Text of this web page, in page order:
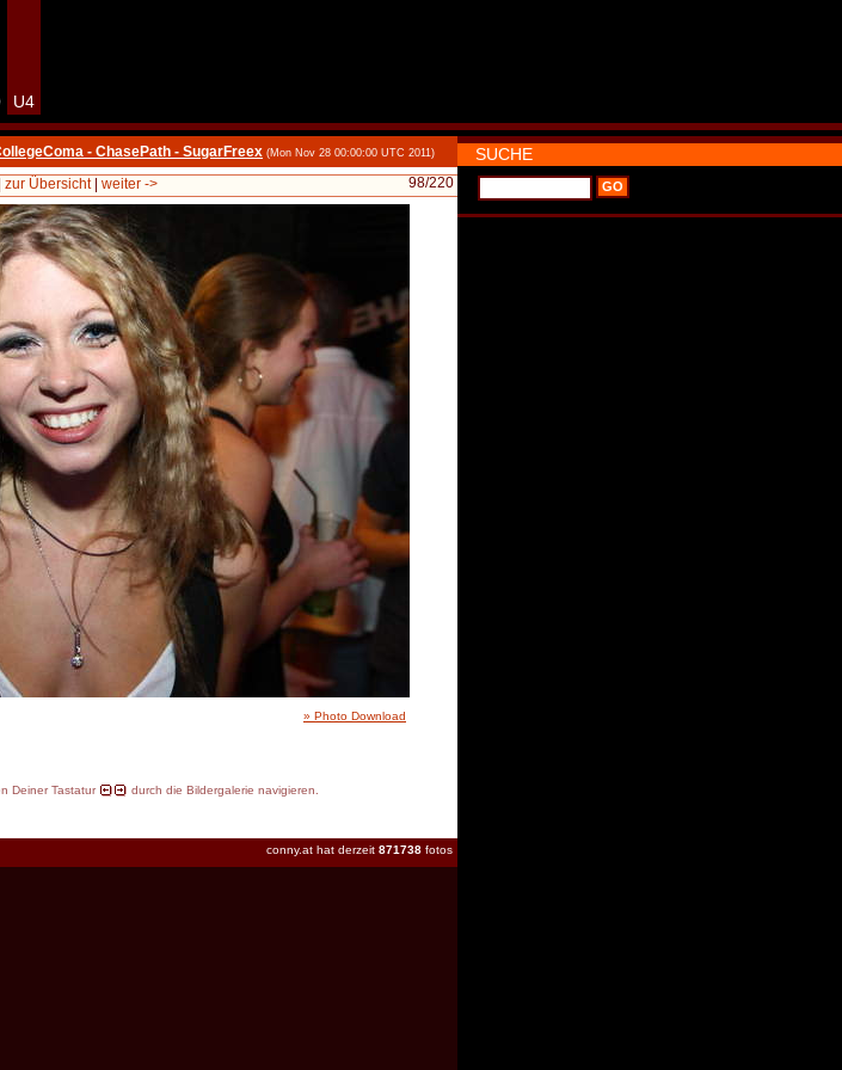
U4
- ChasePath - SugarFreex (Mon Nov 28 00:00:00 UTC 2011)
98/220
zur Übersicht| weiter ->
» Photo Download
Deiner Tastatur durch die Bildergalerie navigieren.
conny.at hat derzeit 871738 fotos
SUCHE